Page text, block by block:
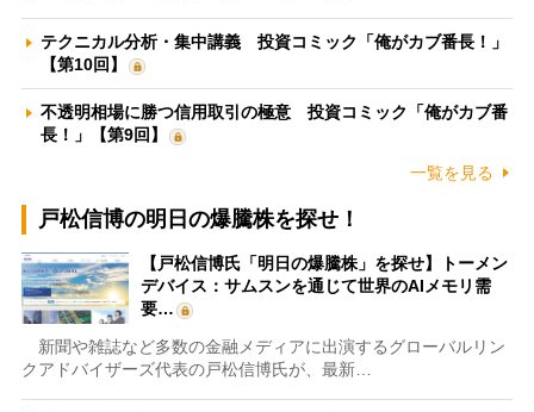
テクニカル分析・集中講義 投資コミック「俺がカブ番長！」
【第10回】
不透明相場に勝つ信用取引の極意 投資コミック「俺がカブ番
長！」【第9回】
一覧を見る
戸松信博の明日の爆騰株を探せ！
【戸松信博氏「明日の爆騰株」を探せ】トーメン
デバイス：サムスンを通じて世界のAIメモリ需
要…
新聞や雑誌など多数の金融メディアに出演するグローバルリン
クアドバイザーズ代表の戸松信博氏が、最新…